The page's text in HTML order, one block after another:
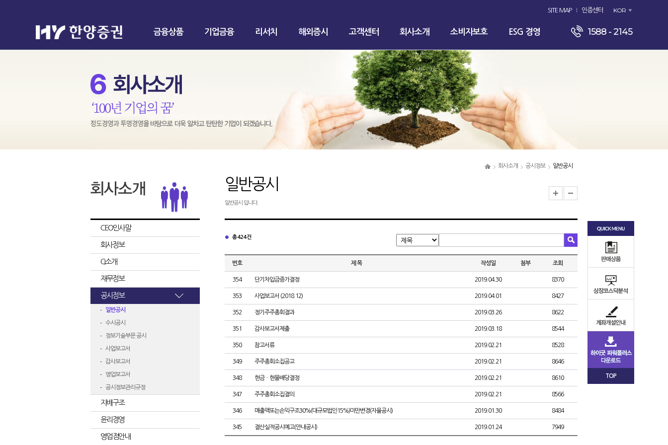
SITE MAP 인증센터 KOR
금융상품 기업금융 리서치 해외증시 고객센터 회사소개 소비자보호 ESG 경영 1588 - 2145
회사소개 공시정보 일반공시
CEO인사말
회사정보
CI소개
재무정보
공시정보
일반공시
수시공시
정보기술부문 공시
사업보고서
감사보고서
영업보고서
공시정보관리규정
지배구조
윤리경영
영업점안내
일반공시
일반공시 입니다.
총 424건
번호 제 목 작성일 첨부 조회
354 단기차입금증가결정 2019.04.30 8370
353 사업보고서 (2018.12) 2019.04.01 8427
352 정기주주총회결과 2019.03.26 8622
351 감사보고서제출 2019.03.18 8544
350 참고서류 2019.02.21 8528
349 주주총회소집공고 2019.02.21 8646
348 현금ㆍ현물배당결정 2019.02.21 8610
347 주주총회소집결의 2019.02.21 8566
346 매출액또는손익구조30%(대규모법인15%)미만변경(자율공시) 2019.01.30 8484
345 결산실적공시예고(안내공시) 2019.01.24 7949
TOP